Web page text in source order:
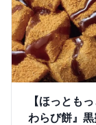
【ほっとも
わらび餅』